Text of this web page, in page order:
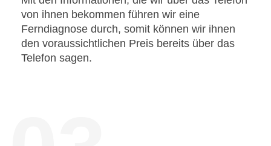
von ihnen bekommen führen wir eine
Ferndiagnose durch, somit können wir ihnen
den voraussichtlichen Preis bereits über das
Telefon sagen.